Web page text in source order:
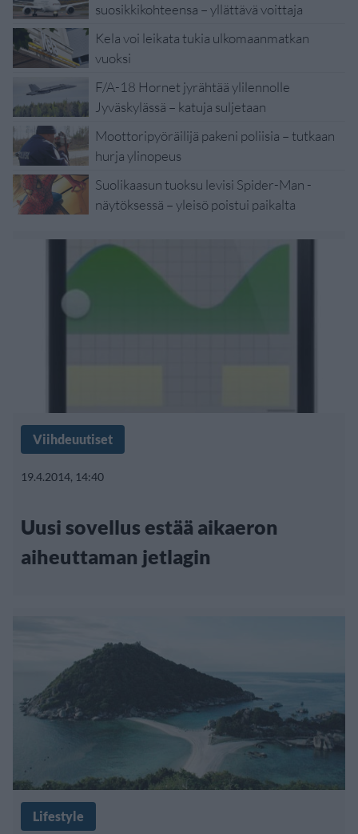
suosikkikohteensa – yllättävä voittaja
Kela voi leikata tukia ulkomaanmatkan
vuoksi
F/A-18 Hornet jyrähtää ylilennolle
Jyväskylässä – katuja suljetaan
Moottoripyöräilijä pakeni poliisia – tutkaan
hurja ylinopeus
Suolikaasun tuoksu levisi Spider-Man -
näytöksessä – yleisö poistui paikalta
Viihdeuutiset
19.4.2014, 14:40
Uusi sovellus estää aikaeron
aiheuttaman jetlagin
Lifestyle